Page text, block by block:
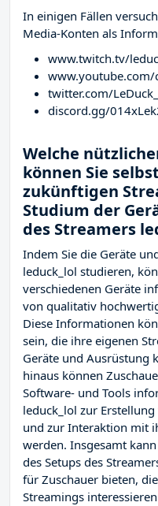
In einigen Fällen
Media-Konten als
www.twitch.tv/
www.youtube.com/
twitter.com/
discord.gg/
Welche
können Sie
zukünftigen
Studium der
des Streamers
Indem Sie die Geräte
leduck_lol studieren,
verschiedenen Geräte
von qualitativ
Diese Informationen
sein, die ihre eigenen
Geräte und Ausrüstung
hinaus können
Software- und Tools
leduck_lol zur
und zur Interaktion mit
werden. Insgesamt
des Setups des
für Zuschauer bieten,
Streamings